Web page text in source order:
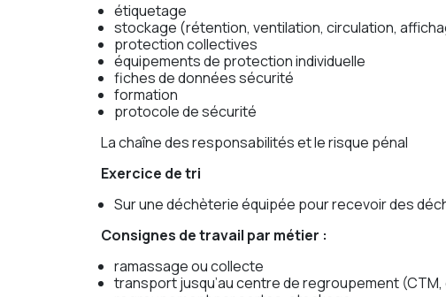
étiquetage
stockage (rétention, ventilation, circulation,
protection collectives
équipements de protection individuelle
fiches de données sécurité
formation
protocole de sécurité
La chaîne des responsabilités et le risque pénal
Exercice de tri
Sur une déchèterie équipée pour recevoir des
Consignes de travail par métier :
ramassage ou collecte
transport jusqu’au centre de regroupement